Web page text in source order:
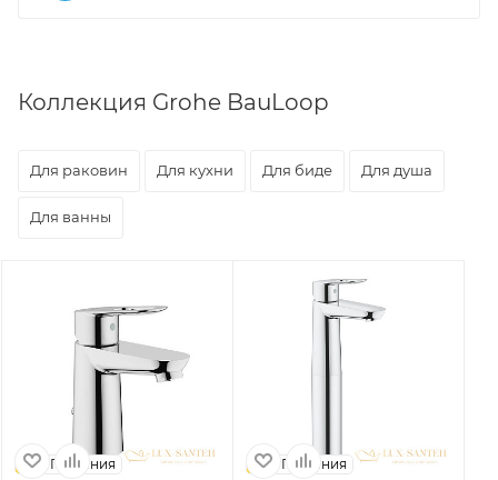
Коллекция Grohe BauLoop
Для раковин Для кухни Для биде Для душа
Для ванны
Германия Германия